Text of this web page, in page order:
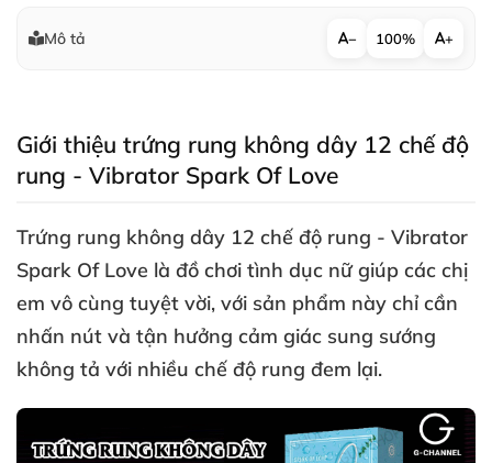
Mô tả − 100% +
Giới thiệu trứng rung không dây 12 chế độ
rung - Vibrator Spark Of Love
Trứng rung không dây 12 chế độ rung - Vibrator
Spark Of Love là đồ chơi tình dục nữ giúp các chị
em vô cùng tuyệt vời, với sản phẩm này chỉ cần
nhấn nút và tận hưởng cảm giác sung sướng
không tả với nhiều chế độ rung đem lại.